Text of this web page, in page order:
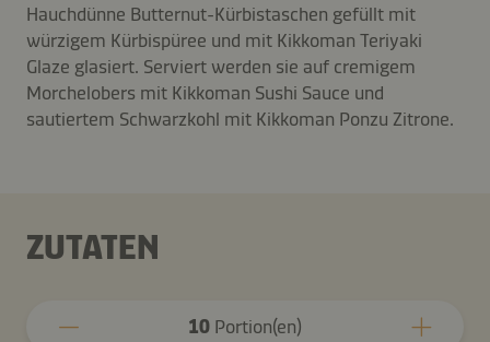
Hauchdünne Butternut-Kürbistaschen gefüllt mit
würzigem Kürbispüree und mit Kikkoman Teriyaki
Glaze glasiert. Serviert werden sie auf cremigem
Morchelobers mit Kikkoman Sushi Sauce und
sautiertem Schwarzkohl mit Kikkoman Ponzu Zitrone.
ZUTATEN
10 Portion(en)